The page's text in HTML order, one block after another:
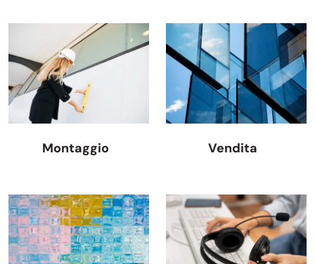
Montaggio Vendita